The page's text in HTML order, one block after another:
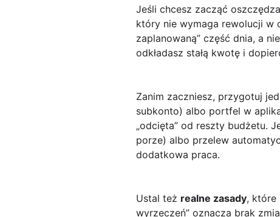
Jeśli chcesz zacząć
który nie wymaga rewolucji w
zaplanowaną” część dnia, a
odkładasz stałą kwotę i
Zanim zaczniesz, przygotuj
subkonto) albo portfel w
„odcięta” od reszty budżetu.
porze) albo przelew
dodatkowa praca.
Ustal też realne zasady, które
wyrzeczeń” oznacza brak